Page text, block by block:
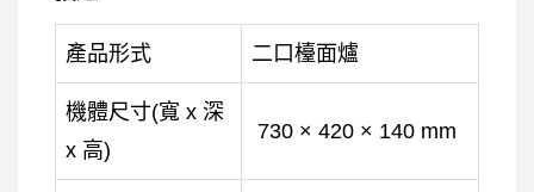
產品形式 二口檯面爐
機體尺寸(寬 x 深
x 高)
730 × 420 × 140 mm